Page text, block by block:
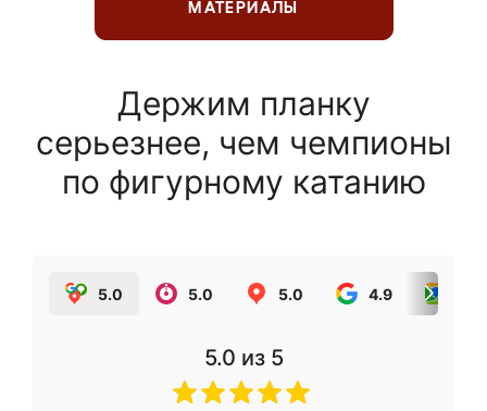
МАТЕРИАЛЫ
Держим планку
серьезнее, чем чемпионы
по фигурному катанию
5.0 5.0 5.0 4.9
5.0 из 5